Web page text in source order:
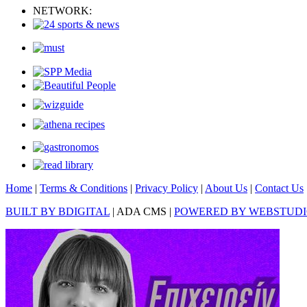
NETWORK:
Home | Terms & Conditions | Privacy Policy | About Us | Contact Us
BUILT BY BDIGITAL | ADA CMS | POWERED BY